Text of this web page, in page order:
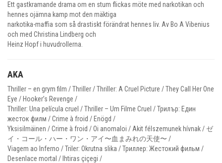
Ett gastkramande drama om en stum flickas möte med narkotikan och
hennes ojämna kamp mot den mäktiga
narkotika-maffia som så drastiskt förändrat hennes liv. Av Bo A Vibenius
och med Christina Lindberg och
Heinz Hopf i huvudrollerna.
AKA
Thriller – en grym film / Thriller / Thriller: A Cruel Picture / They Call Her One
Eye / Hooker’s Revenge /
Thriller: Una película cruel / Thriller – Um Filme Cruel / Трилър: Един
жесток филм / Crime à froid / Enögd /
Yksisilmäinen / Crime à froid / Oi anomaloi / Akit félszemunek hívnak / ゼ
イ・コール・ハー・ワン・アイ〜血まみれの天使〜 /
Viagem ao Inferno / Triler: Okrutna slika / Триллер: Жестокий фильм /
Desenlace mortal / Ihtiras çiçegi /